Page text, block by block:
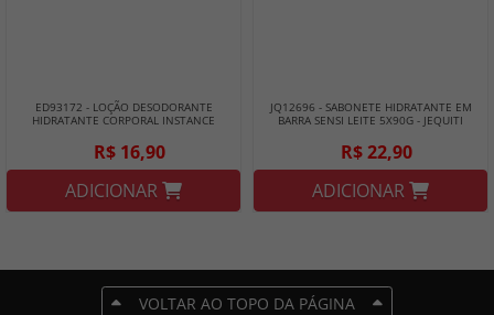
ED93172 - LOÇÃO DESODORANTE
HIDRATANTE CORPORAL INSTANCE
R$ 16,90
ADICIONAR
JQ12696 - SABONETE HIDRATANTE EM
BARRA SENSI LEITE 5X90G - JEQUITI
R$ 22,90
ADICIONAR
VOLTAR AO TOPO DA PÁGINA